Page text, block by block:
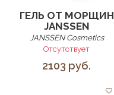
ГЕЛЬ ОТ МОРЩИН
JANSSEN
JANSSEN Cosmetics
Отсутствует
2103 руб.